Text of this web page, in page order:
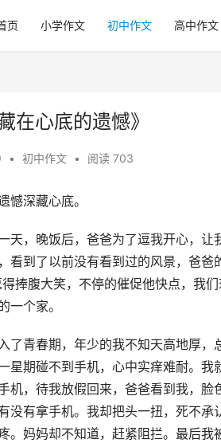
页 小学作文 初中作文 高中作文
在心底的遗憾》
• 初中作文 • 阅读 703
深藏心底。
，晚饭后，爸爸为了逗我开心，让
看到了以前没有看到过的风景，爸
捧腹大笑，不停的催促他快点，我
一个家。
青春期，年少的我不知天高地厚，
星期碰不到手机，心中实痒难耐。
机，待我放假回来，爸爸看到我，
没有拿手机。我却把头一扭，死不
。妈妈却不知道，赶紧阻拦。最后我